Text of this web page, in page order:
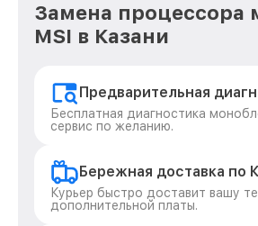
Замена процессора
MSI в Казани
Предварительная
Бесплатная диагностика
сервис по желанию.
Бережная доставка по
Курьер быстро доставит вашу
дополнительной платы.